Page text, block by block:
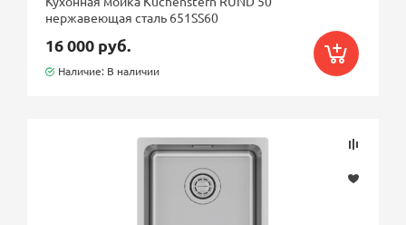
нержавеющая сталь 651SS60
16 000 руб.
Наличие: В наличии